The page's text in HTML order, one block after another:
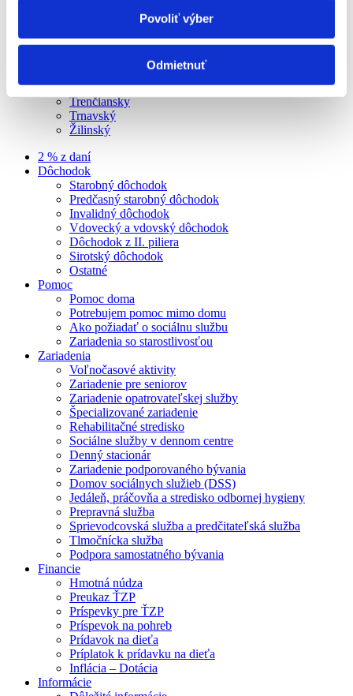
Povoliť výber
Odmietnuť
Bratislavský
Prešovský
Trenčiansky
Trnavský
Žilinský
2 % z daní
Dôchodok
Starobný dôchodok
Predčasný starobný dôchodok
Invalidný dôchodok
Vdovecký a vdovský dôchodok
Dôchodok z II. piliera
Sirotský dôchodok
Ostatné
Pomoc
Pomoc doma
Potrebujem pomoc mimo domu
Ako požiadať o sociálnu službu
Zariadenia so starostlivosťou
Zariadenia
Voľnočasové aktivity
Zariadenie pre seniorov
Zariadenie opatrovateľskej služby
Špecializované zariadenie
Rehabilitačné stredisko
Sociálne služby v dennom centre
Denný stacionár
Zariadenie podporovaného bývania
Domov sociálnych služieb (DSS)
Jedáleň, práčovňa a stredisko odbornej hygieny
Prepravná služba
Sprievodcovská služba a predčitateľská služba
Tlmočnícka služba
Podpora samostatného bývania
Financie
Hmotná núdza
Preukaz ŤZP
Príspevky pre ŤZP
Príspevok na pohreb
Prídavok na dieťa
Príplatok k prídavku na dieťa
Inflácia – Dotácia
Informácie